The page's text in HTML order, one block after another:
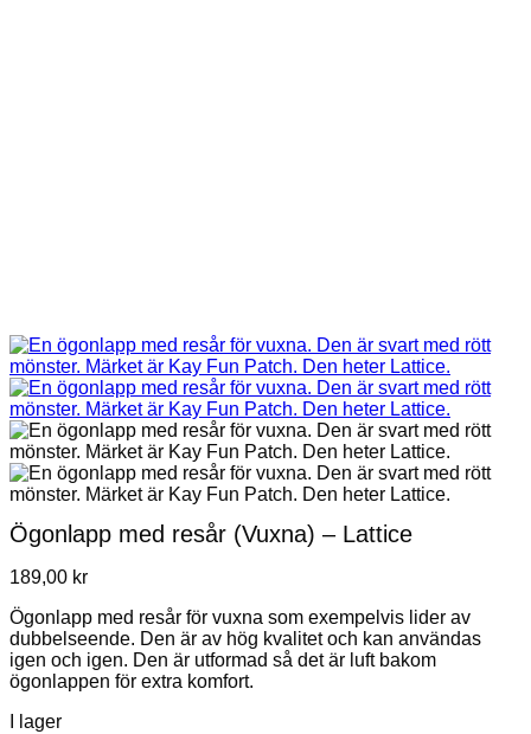
Ögonlapp med resår (Vuxna) – Lattice
189,00 kr
Ögonlapp med resår för vuxna som exempelvis lider av
dubbelseende. Den är av hög kvalitet och kan användas
igen och igen. Den är utformad så det är luft bakom
ögonlappen för extra komfort.
I lager